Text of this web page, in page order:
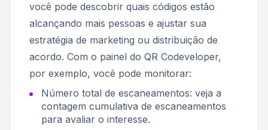
você pode descobrir quais códigos estão
alcançando mais pessoas e ajustar sua
estratégia de marketing ou distribuição de
acordo. Com o painel do QR Codeveloper,
por exemplo, você pode monitorar:
Número total de escaneamentos: veja a
contagem cumulativa de escaneamentos
para avaliar o interesse.